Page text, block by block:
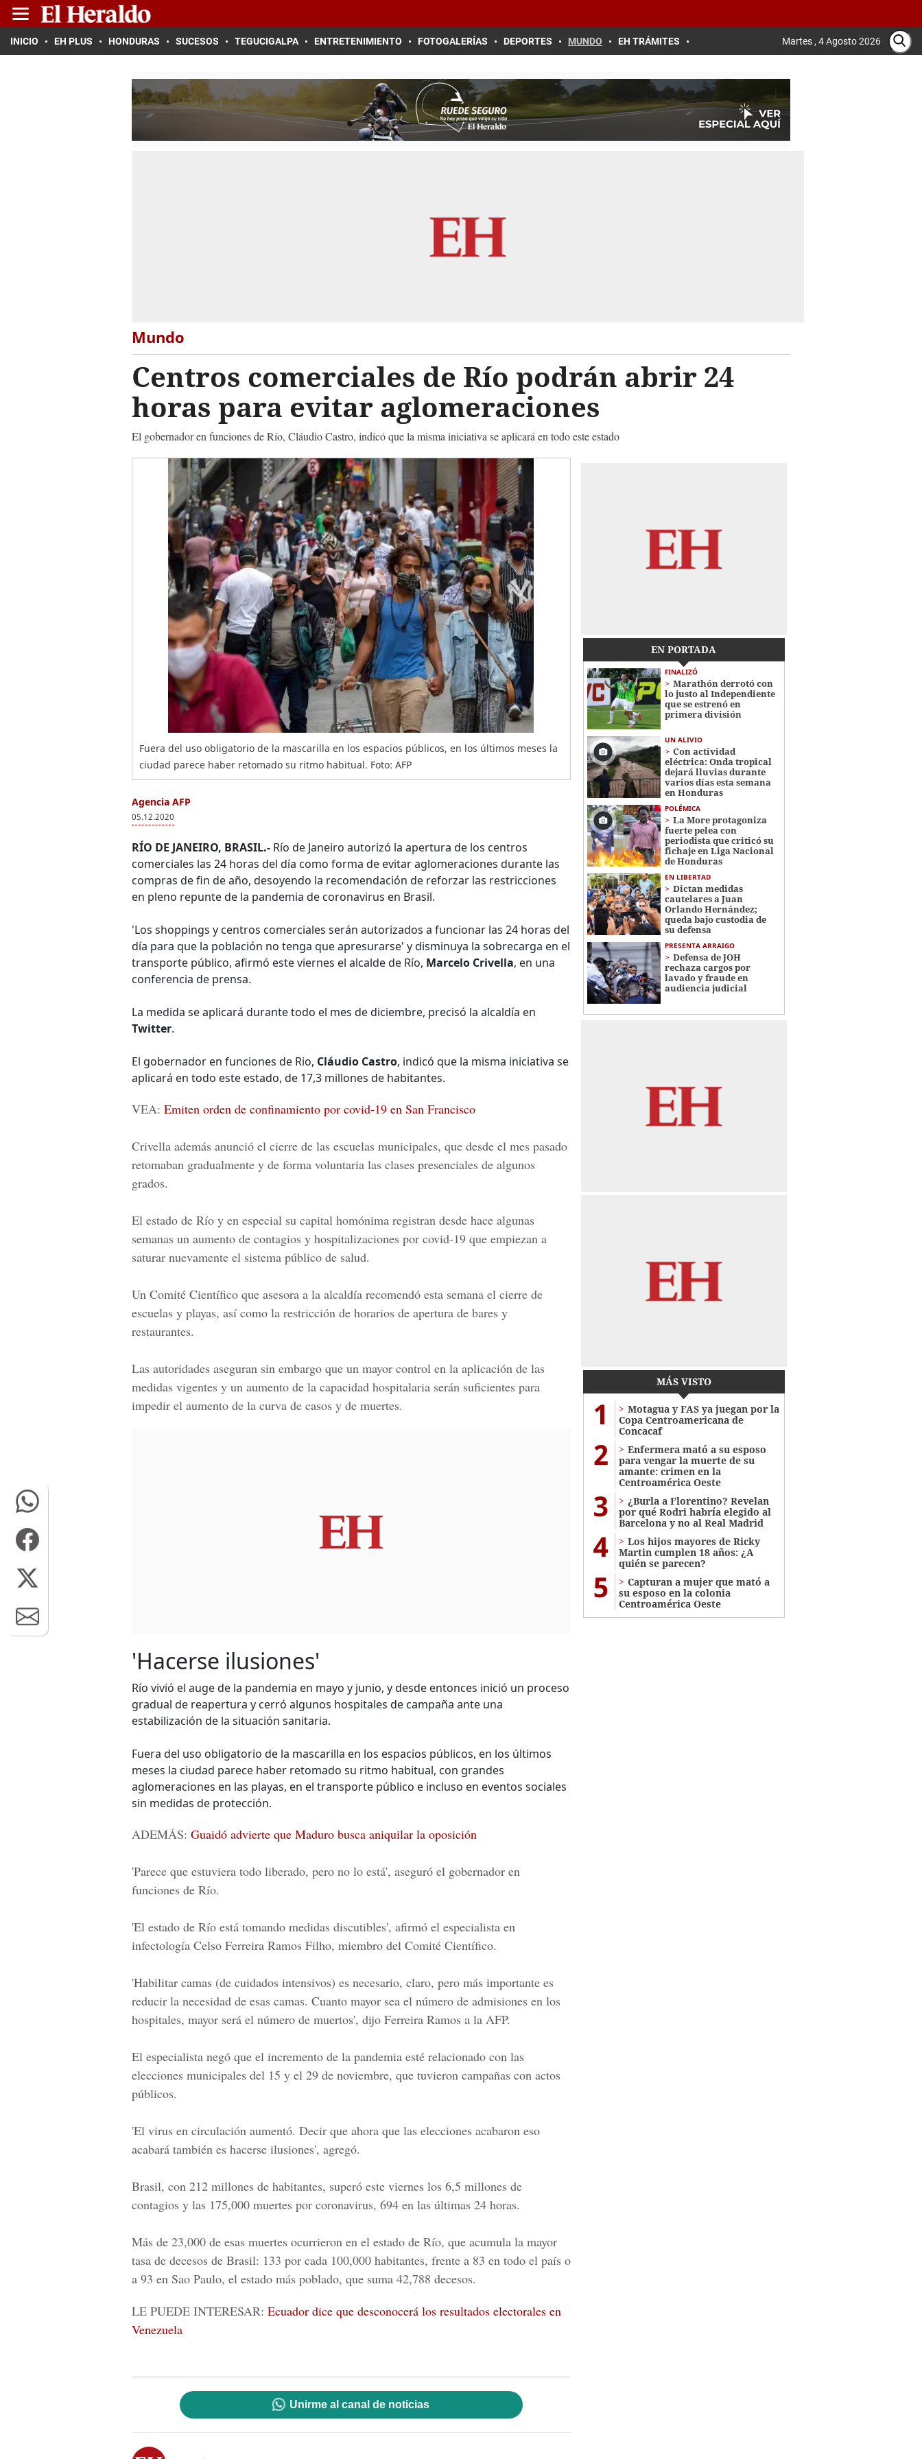
INICIO EH PLUS HONDURAS SUCESOS TEGUCIGALPA ENTRETENIMIENTO FOTOGALERÍAS DEPORTES MUNDO EH TRÁMITES Martes , 4 Agosto 2026
Mundo
Centros comerciales de Río podrán abrir 24
horas para evitar aglomeraciones
El gobernador en funciones de Río, Cláudio Castro, indicó que la misma iniciativa se aplicará en todo este estado
Fuera del uso obligatorio de la mascarilla en los espacios públicos, en los últimos meses la
ciudad parece haber retomado su ritmo habitual. Foto: AFP
Agencia AFP
05.12.2020
RÍO DE JANEIRO, BRASIL.- Río de Janeiro autorizó la apertura de los centros
comerciales las 24 horas del día como forma de evitar aglomeraciones durante las
compras de fin de año, desoyendo la recomendación de reforzar las restricciones
en pleno repunte de la pandemia de coronavirus en Brasil.
'Los shoppings y centros comerciales serán autorizados a funcionar las 24 horas del
día para que la población no tenga que apresurarse' y disminuya la sobrecarga en el
transporte público, afirmó este viernes el alcalde de Río, Marcelo Crivella, en una
conferencia de prensa.
La medida se aplicará durante todo el mes de diciembre, precisó la alcaldía en
Twitter.
El gobernador en funciones de Rio, Cláudio Castro, indicó que la misma iniciativa se
aplicará en todo este estado, de 17,3 millones de habitantes.
VEA: Emiten orden de confinamiento por covid-19 en San Francisco
Crivella además anunció el cierre de las escuelas municipales, que desde el mes pasado
retomaban gradualmente y de forma voluntaria las clases presenciales de algunos
grados.
El estado de Río y en especial su capital homónima registran desde hace algunas
semanas un aumento de contagios y hospitalizaciones por covid-19 que empiezan a
saturar nuevamente el sistema público de salud.
Un Comité Científico que asesora a la alcaldía recomendó esta semana el cierre de
escuelas y playas, así como la restricción de horarios de apertura de bares y
restaurantes.
Las autoridades aseguran sin embargo que un mayor control en la aplicación de las
medidas vigentes y un aumento de la capacidad hospitalaria serán suficientes para
impedir el aumento de la curva de casos y de muertes.
'Hacerse ilusiones'
Río vivió el auge de la pandemia en mayo y junio, y desde entonces inició un proceso
gradual de reapertura y cerró algunos hospitales de campaña ante una
estabilización de la situación sanitaria.
Fuera del uso obligatorio de la mascarilla en los espacios públicos, en los últimos
meses la ciudad parece haber retomado su ritmo habitual, con grandes
aglomeraciones en las playas, en el transporte público e incluso en eventos sociales
sin medidas de protección.
ADEMÁS: Guaidó advierte que Maduro busca aniquilar la oposición
'Parece que estuviera todo liberado, pero no lo está', aseguró el gobernador en
funciones de Río.
'El estado de Río está tomando medidas discutibles', afirmó el especialista en
infectología Celso Ferreira Ramos Filho, miembro del Comité Científico.
'Habilitar camas (de cuidados intensivos) es necesario, claro, pero más importante es
reducir la necesidad de esas camas. Cuanto mayor sea el número de admisiones en los
hospitales, mayor será el número de muertos', dijo Ferreira Ramos a la AFP.
El especialista negó que el incremento de la pandemia esté relacionado con las
elecciones municipales del 15 y el 29 de noviembre, que tuvieron campañas con actos
públicos.
'El virus en circulación aumentó. Decir que ahora que las elecciones acabaron eso
acabará también es hacerse ilusiones', agregó.
Brasil, con 212 millones de habitantes, superó este viernes los 6,5 millones de
contagios y las 175,000 muertes por coronavirus, 694 en las últimas 24 horas.
Más de 23,000 de esas muertes ocurrieron en el estado de Río, que acumula la mayor
tasa de decesos de Brasil: 133 por cada 100,000 habitantes, frente a 83 en todo el país o
a 93 en Sao Paulo, el estado más poblado, que suma 42,788 decesos.
LE PUEDE INTERESAR: Ecuador dice que desconocerá los resultados electorales en
Venezuela
Unirme al canal de noticias
EN PORTADA
FINALIZÓ
Marathón derrotó con
lo justo al Independiente
que se estrenó en
primera división
UN ALIVIO
Con actividad
eléctrica: Onda tropical
dejará lluvias durante
varios días esta semana
en Honduras
POLÉMICA
La More protagoniza
fuerte pelea con
periodista que criticó su
fichaje en Liga Nacional
de Honduras
EN LIBERTAD
Dictan medidas
cautelares a Juan
Orlando Hernández;
queda bajo custodia de
su defensa
PRESENTA ARRAIGO
Defensa de JOH
rechaza cargos por
lavado y fraude en
audiencia judicial
MÁS VISTO
1
Motagua y FAS ya juegan por la
Copa Centroamericana de
Concacaf
2
Enfermera mató a su esposo
para vengar la muerte de su
amante: crimen en la
Centroamérica Oeste
3
¿Burla a Florentino? Revelan
por qué Rodri habría elegido al
Barcelona y no al Real Madrid
4
Los hijos mayores de Ricky
Martin cumplen 18 años: ¿A
quién se parecen?
5
Capturan a mujer que mató a
su esposo en la colonia
Centroamérica Oeste